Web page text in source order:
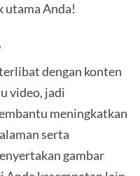
utama Anda!
dengan konten
video, jadi
meningkatkan
serta
gambar